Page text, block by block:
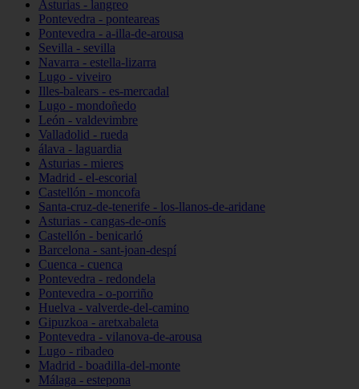
Asturias - langreo
Pontevedra - ponteareas
Pontevedra - a-illa-de-arousa
Sevilla - sevilla
Navarra - estella-lizarra
Lugo - viveiro
Illes-balears - es-mercadal
Lugo - mondoñedo
León - valdevimbre
Valladolid - rueda
álava - laguardia
Asturias - mieres
Madrid - el-escorial
Castellón - moncofa
Santa-cruz-de-tenerife - los-llanos-de-aridane
Asturias - cangas-de-onís
Castellón - benicarló
Barcelona - sant-joan-despí
Cuenca - cuenca
Pontevedra - redondela
Pontevedra - o-porriño
Huelva - valverde-del-camino
Gipuzkoa - aretxabaleta
Pontevedra - vilanova-de-arousa
Lugo - ribadeo
Madrid - boadilla-del-monte
Málaga - estepona